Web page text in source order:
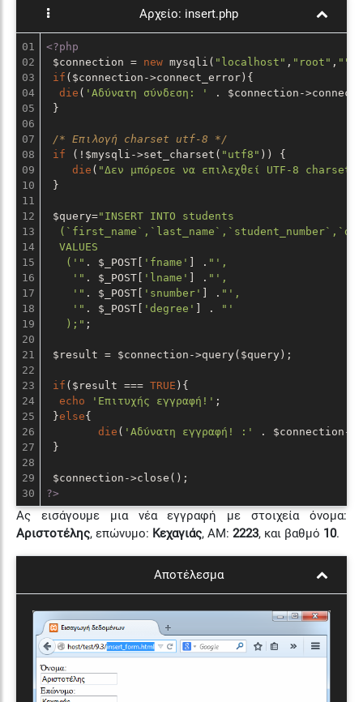
Αρχείο: insert.php
01
02
03
04
05
06
07
08
09
10
11
12
13
14
15
16
17
18
19
20
21
22
23
24
25
26
27
28
29
<?php
$connection = new mysqli( "localhost" , "root" , ""
if ($connection->connect_error){
die ( 'Αδύνατη σύνδεση: '
. $connection-
}
/* Επιλογή charset utf-8 */
if (!$mysqli->set_charset( "utf8" )) {
die ( "Δεν μπόρεσε να επιλεχθεί UTF-8
}
$query="INSERT INTO students
  VALUES
   ('"
. $_POST[ 'fname' ] . "',
    '"
. $_POST[ 'lname' ] . "',
    '"
. $_POST[ 'snumber' ] . "',
    '"
. $_POST[ 'degree' ] .
"'
   );"
;
$result = $connection->query($query);
if ($result === TRUE ){
echo
'Επιτυχής εγγραφή!' ;
}else{
die ( 'Αδύνατη εγγραφή! :'
. $connection-
}
?>
Ας εισάγουμε μια νέα εγγραφή με στοιχεία όνομα:
Αριστοτέλης, επώνυμο: Κεχαγιάς, ΑΜ: 2223, και βαθμό 10.
Αποτέλεσμα